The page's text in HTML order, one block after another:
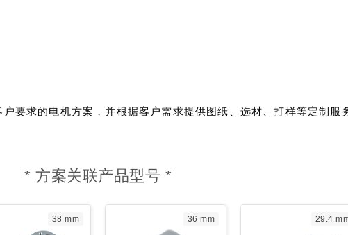
要求的电机方案，并根据客户需求提供图纸、选材、打样等定制服
* 方案关联产品型号 *
38 mm 36 mm 29.4